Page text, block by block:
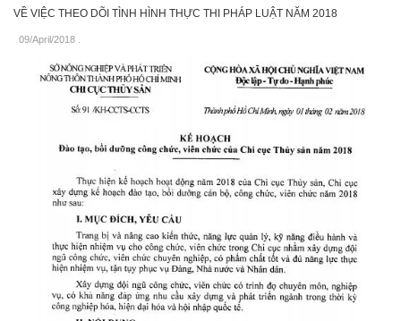
VỀ VIỆC THEO DÕI TÌNH HÌNH THỰC THI PHÁP LUẬT NĂM 2018
09/April/2018